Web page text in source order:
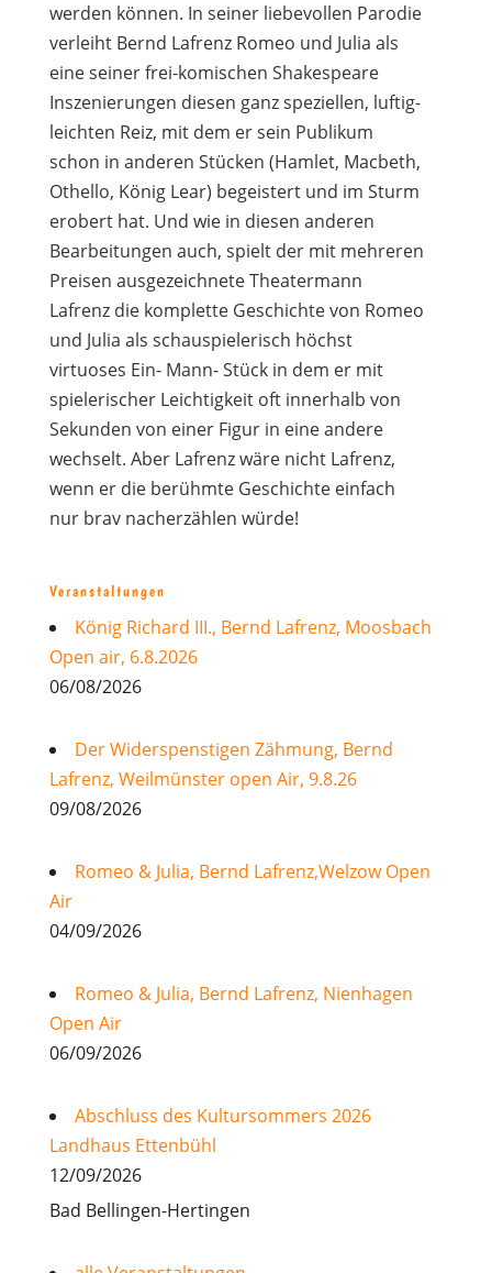
werden können. In seiner liebevollen Parodie
verleiht Bernd Lafrenz Romeo und Julia als
eine seiner frei-komischen Shakespeare
Inszenierungen diesen ganz speziellen, luftig-
leichten Reiz, mit dem er sein Publikum
schon in anderen Stücken (Hamlet, Macbeth,
Othello, König Lear) begeistert und im Sturm
erobert hat. Und wie in diesen anderen
Bearbeitungen auch, spielt der mit mehreren
Preisen ausgezeichnete Theatermann
Lafrenz die komplette Geschichte von Romeo
und Julia als schauspielerisch höchst
virtuoses Ein- Mann- Stück in dem er mit
spielerischer Leichtigkeit oft innerhalb von
Sekunden von einer Figur in eine andere
wechselt. Aber Lafrenz wäre nicht Lafrenz,
wenn er die berühmte Geschichte einfach
nur brav nacherzählen würde!
Veranstaltungen
König Richard III., Bernd Lafrenz, Moosbach
Open air, 6.8.2026
06/08/2026
Der Widerspenstigen Zähmung, Bernd
Lafrenz, Weilmünster open Air, 9.8.26
09/08/2026
Romeo & Julia, Bernd Lafrenz,Welzow Open
Air
04/09/2026
Romeo & Julia, Bernd Lafrenz, Nienhagen
Open Air
06/09/2026
Abschluss des Kultursommers 2026
Landhaus Ettenbühl
12/09/2026
Bad Bellingen-Hertingen